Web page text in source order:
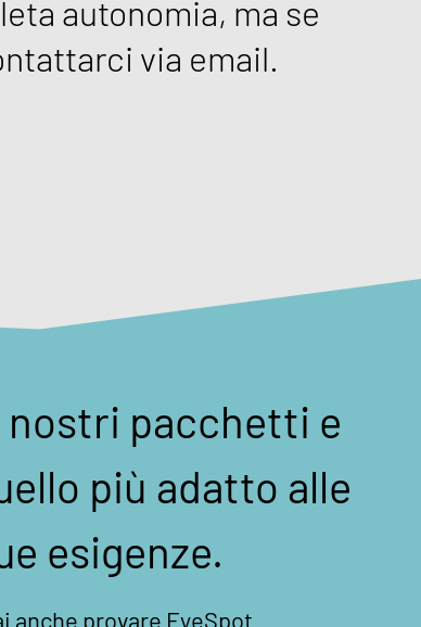
autonomia, ma se
via email.
nostri pacchetti e
più adatto alle
esigenze.
anche provare EyeSpot